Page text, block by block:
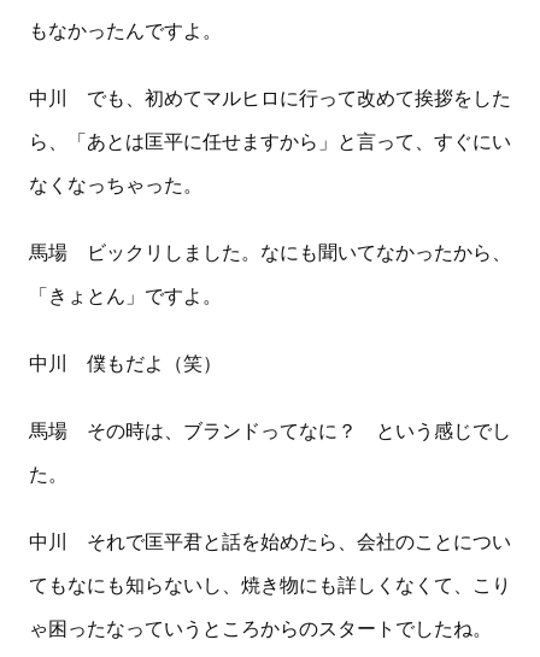
もなかったんですよ。
中川 でも、初めてマルヒロに行って改めて挨拶をした
ら、「あとは匡平に任せますから」と言って、すぐにい
なくなっちゃった。
馬場 ビックリしました。なにも聞いてなかったから、
「きょとん」ですよ。
中川 僕もだよ（笑）
馬場 その時は、ブランドってなに？ という感じでし
た。
中川 それで匡平君と話を始めたら、会社のことについ
てもなにも知らないし、焼き物にも詳しくなくて、こり
ゃ困ったなっていうところからのスタートでしたね。